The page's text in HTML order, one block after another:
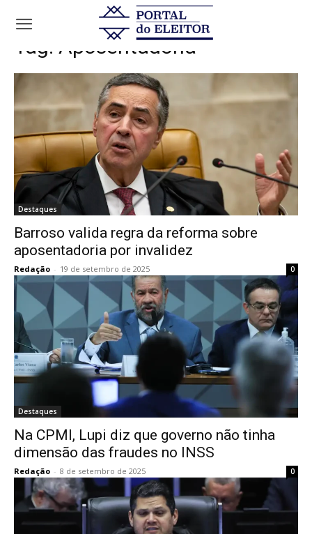
Tags Aposentadoria
Tag: Aposentadoria
Destaques
Barroso valida regra da reforma sobre
aposentadoria por invalidez
Redação - 19 de setembro de 2025 0
Destaques
Na CPMI, Lupi diz que governo não tinha
dimensão das fraudes no INSS
Redação - 8 de setembro de 2025 0